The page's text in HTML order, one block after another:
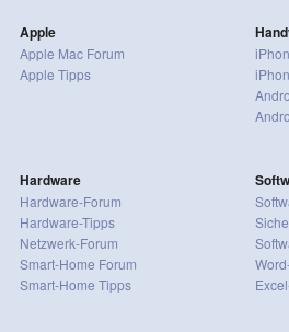
Apple
Apple Mac Forum
Apple Tipps
Hardware
Hardware-Forum
Hardware-Tipps
Netzwerk-Forum
Smart-Home Forum
Smart-Home Tipps